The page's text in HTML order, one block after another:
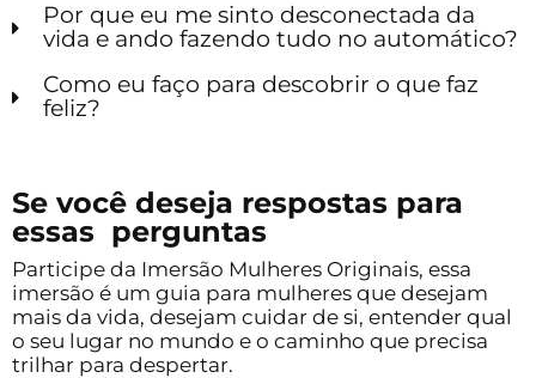
Por que eu me sinto desconectada da
vida e ando fazendo tudo no automático?
Como eu faço para descobrir o que faz
feliz?
Se você deseja respostas para
essas perguntas
Participe da Imersão Mulheres Originais, essa
imersão é um guia para mulheres que desejam
mais da vida, desejam cuidar de si, entender qual
o seu lugar no mundo e o caminho que precisa
trilhar para despertar.